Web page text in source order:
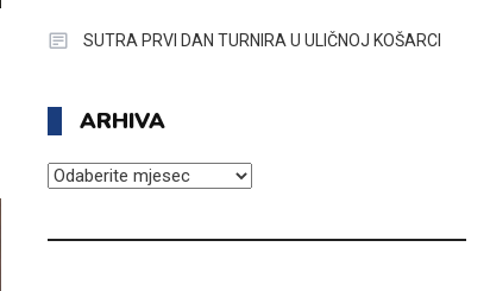
SUTRA PRVI DAN TURNIRA U ULIČNOJ KOŠARCI
ARHIVA
ARHIVA